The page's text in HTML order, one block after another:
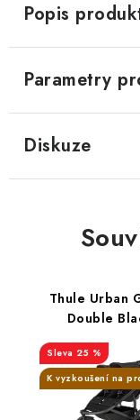
Popis
Parametry
Diskuze
Thule Urban
Double
25 %
K vyzkoušení na